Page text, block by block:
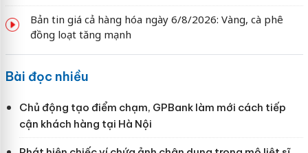
Bản tin giá cả hàng hóa ngày 6/8/2026: Vàng, cà phê
đồng loạt tăng mạnh
Bài đọc nhiều
Chủ động tạo điểm chạm, GPBank làm mới cách tiếp
cận khách hàng tại Hà Nội